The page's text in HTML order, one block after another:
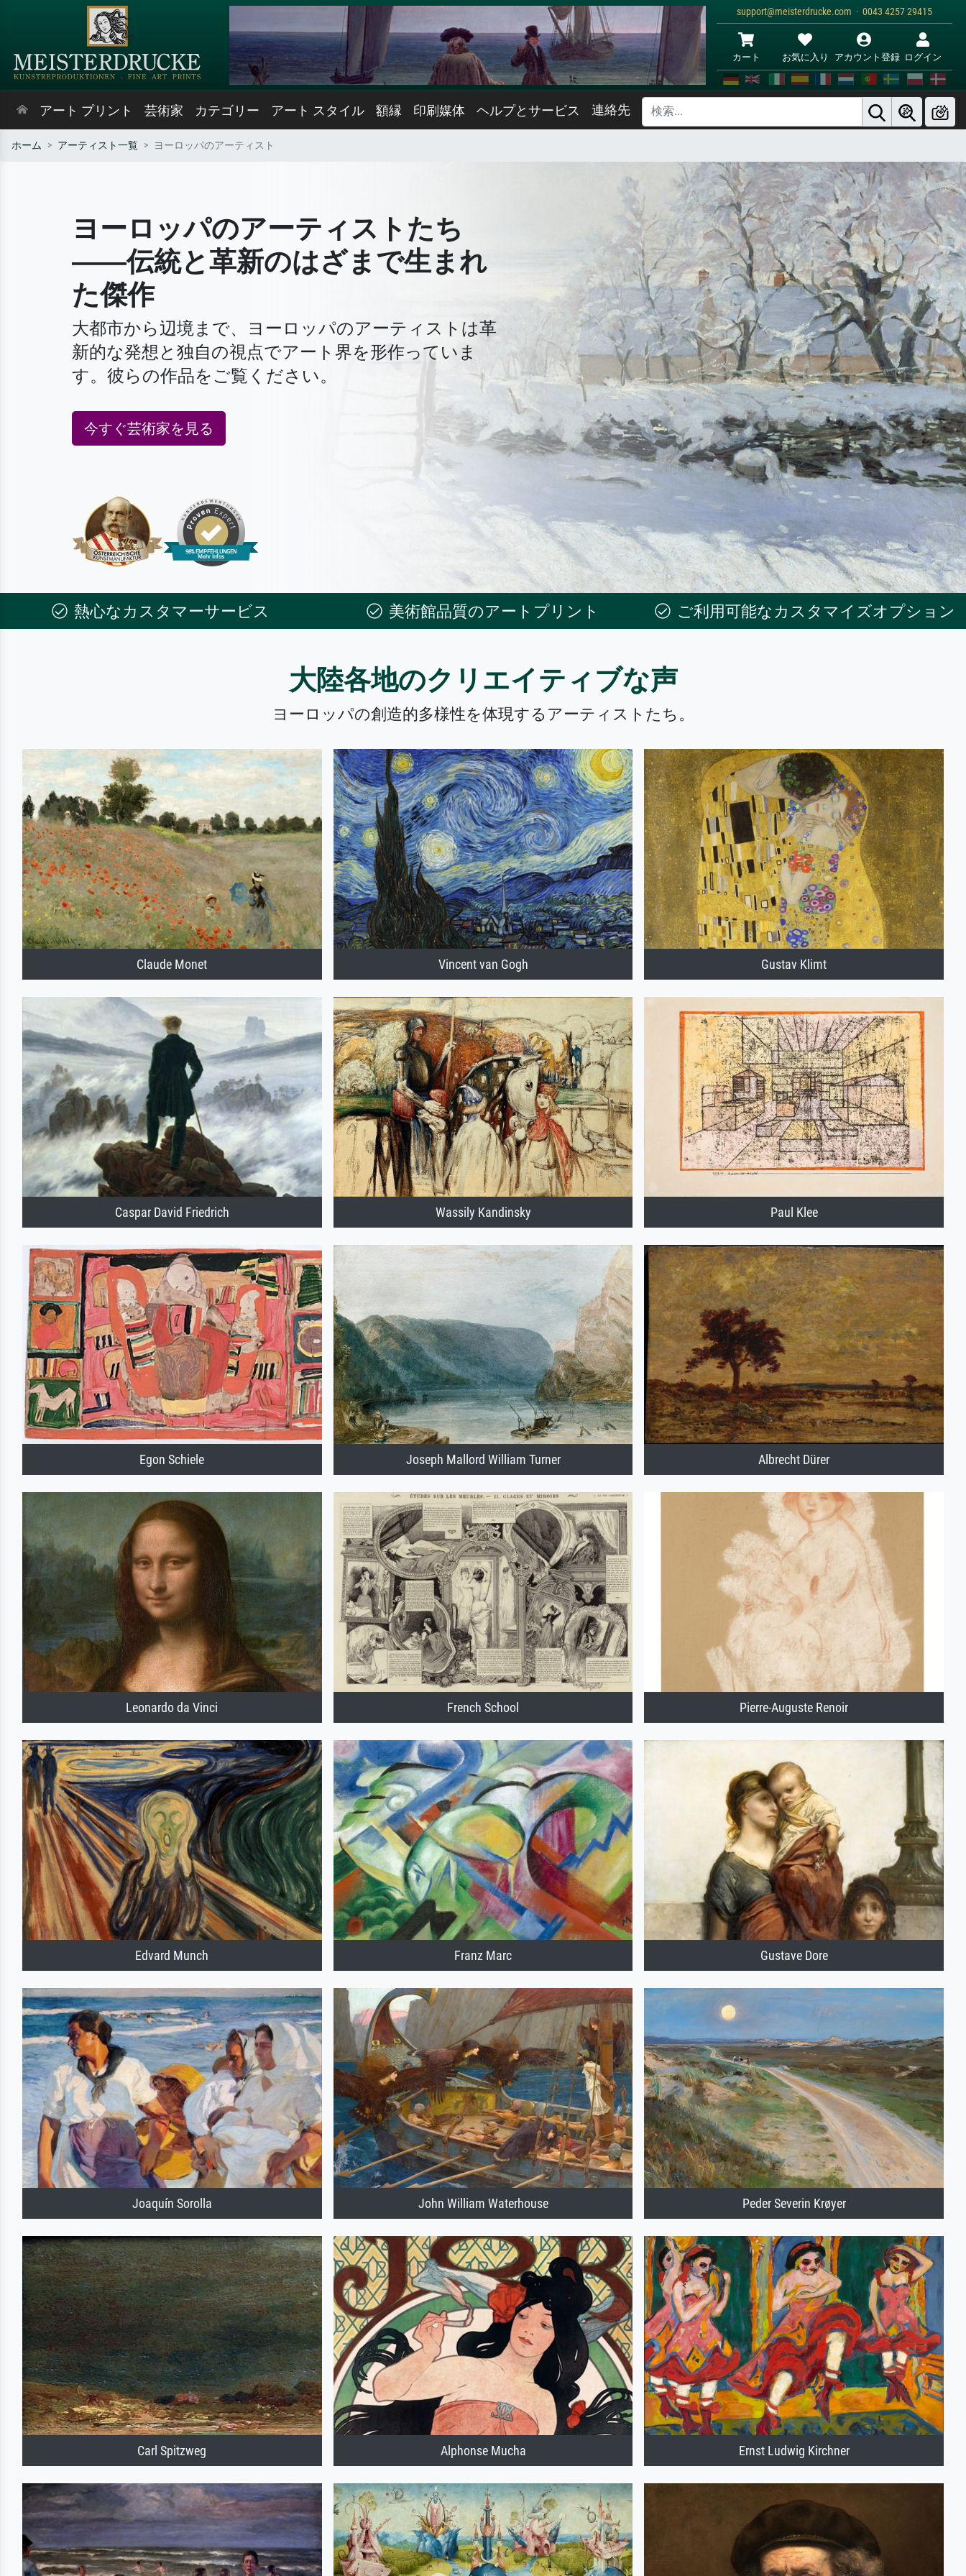
support@meisterdrucke.com · 0043 4257 29415
カート お気に入り アカウント登録 ログイン
アート プリント 芸術家 カテゴリー アート スタイル 額縁 印刷媒体 ヘルプとサービス 連絡先
ホーム アーティスト一覧 ヨーロッパのアーティスト
ヨーロッパのアーティストたち
――伝統と革新のはざまで生まれ
た傑作
大都市から辺境まで、ヨーロッパのアーティストは革
新的な発想と独自の視点でアート界を形作っていま
す。彼らの作品をご覧ください。
今すぐ芸術家を見る
熱心なカスタマーサービス 美術館品質のアートプリント ご利用可能なカスタマイズオプション
大陸各地のクリエイティブな声
ヨーロッパの創造的多様性を体現するアーティストたち。
Claude Monet Vincent van Gogh Gustav Klimt
Caspar David Friedrich Wassily Kandinsky Paul Klee
Egon Schiele Joseph Mallord William Turner Albrecht Dürer
Leonardo da Vinci French School Pierre-Auguste Renoir
Edvard Munch Franz Marc Gustave Dore
Joaquín Sorolla John William Waterhouse Peder Severin Krøyer
Carl Spitzweg Alphonse Mucha Ernst Ludwig Kirchner